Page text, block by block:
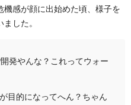
感が顔に出始めた頃、様子を
した。
発やんな？これってウォー
目的になってへん？ちゃん